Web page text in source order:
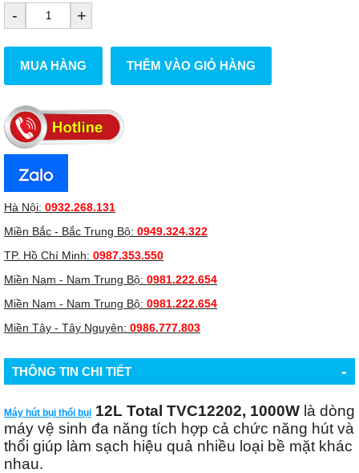
- +
MUA HÀNG THÊM VÀO GIỎ HÀNG
Hà Nội: 0932.268.131
Miền Bắc - Bắc Trung Bộ: 0949.324.322
TP. Hồ Chí Minh: 0987.353.550
Miền Nam - Nam Trung Bộ: 0981.222.654
Miền Nam - Nam Trung Bộ: 0981.222.654
Miền Tây - Tây Nguyên: 0986.777.803
THÔNG TIN CHI TIẾT -
Máy hút bụi thổi bụi 12L Total TVC12202, 1000W là dòng
máy vệ sinh đa năng tích hợp cả chức năng hút và
thổi giúp làm sạch hiệu quả nhiều loại bề mặt khác
nhau.